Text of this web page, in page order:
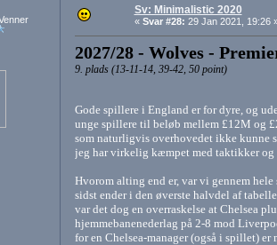
Sv: Minimalistic 2020
« Svar #28: 29 Jan 2021, 19:26
2027/28 - Wolves -
9. plads (13-11-14, 39-42, 50 point)
Gode spillere i England er for dyre, og
unge spillere til beløb mellem £12M og
som naturligvis overhovedet ikke kunne
jeg har virkelig kæmpet med taktikker og
Hvorom alting end er, var vi gennem
sidst ender i den øverste halvdel af
var det dog en overraskelse at Chelsea
hjemmebanenederlag på 2-8 mod
for en Chelsea-manager (også i spillet) er